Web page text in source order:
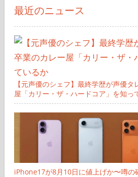
最近のニュース
【元声優のシェフ】最終学歴が声優
屋「カリー・ザ・ハードコア」を知っ
iPhone17が8月10日に値上げか〜噂の